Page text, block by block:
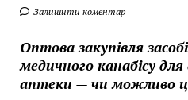
Залишити коментар
Оптова закупівля
медичного канабісу
аптеки — чи можливо